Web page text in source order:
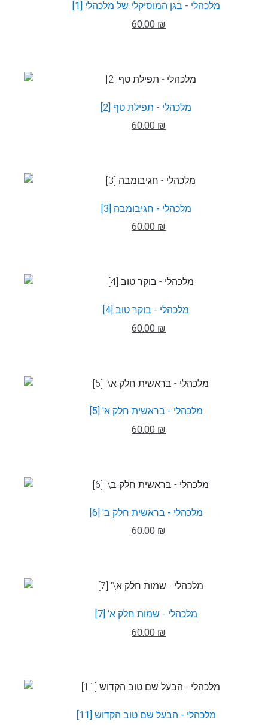
מלכהלי - בגן המוסיקלי של מלכהלי [1]
60.00 ₪
מלכהלי - תפילת טף [2]
60.00 ₪
מלכהלי - חגיבומבה [3]
60.00 ₪
מלכהלי - בוקר טוב [4]
60.00 ₪
מלכהלי - בראשית חלק א' [5]
60.00 ₪
מלכהלי - בראשית חלק ב' [6]
60.00 ₪
מלכהלי - שמות חלק א' [7]
60.00 ₪
מלכהלי - הבעל שם טוב הקדוש [11]